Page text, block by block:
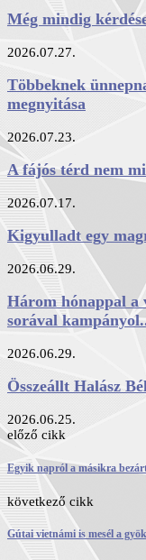
Még mindig
2026.07.27.
Többeknek
megnyitása
2026.07.23.
A fájós térd nem
2026.07.17.
Kigyulladt egy
2026.06.29.
Három hónappal a
sorával
2026.06.29.
Összeállt Halász
2026.06.25.
előző cikk
Egyik napról a másikra
következő cikk
Gútai vietnámi is mesél a